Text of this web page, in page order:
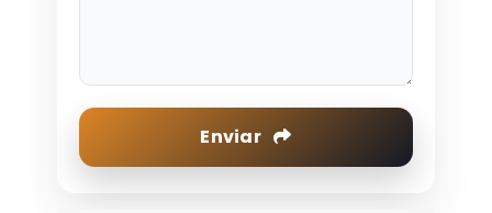
Enviar